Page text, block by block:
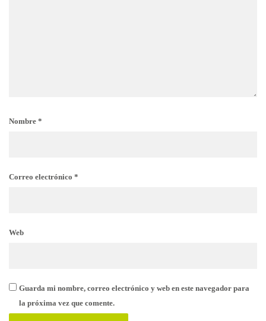
Nombre *
Correo electrónico *
Web
Guarda mi nombre, correo electrónico y web en este navegador para
la próxima vez que comente.